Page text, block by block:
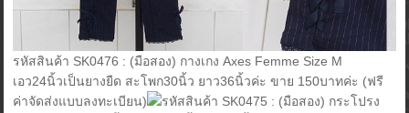
รหัสสินค้า SK0476 : (มือสอง) กางเกง Axes Femme Size M
เอว24นิ้วเป็นยางยืด สะโพก30นิ้ว ยาว36นิ้วค่ะ ขาย 150บาทค่ะ (ฟรี
ค่าจัดส่งแบบลงทะเบียน)
รหัสสินค้า SK0475 : (มือสอง) กระโปรง